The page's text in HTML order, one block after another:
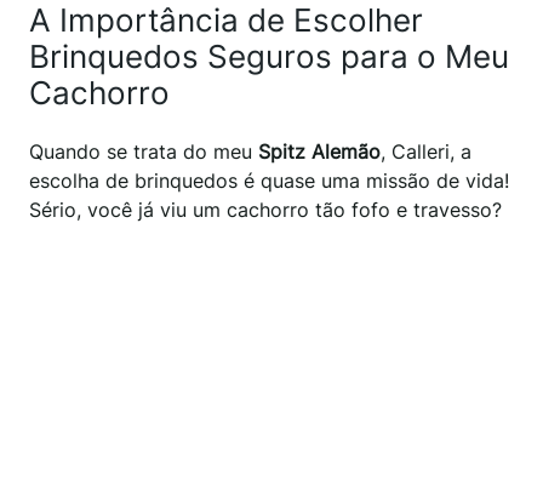
A Importância de Escolher
Brinquedos Seguros para o Meu
Cachorro
Quando se trata do meu Spitz Alemão, Calleri, a
escolha de brinquedos é quase uma missão de vida!
Sério, você já viu um cachorro tão fofo e travesso?